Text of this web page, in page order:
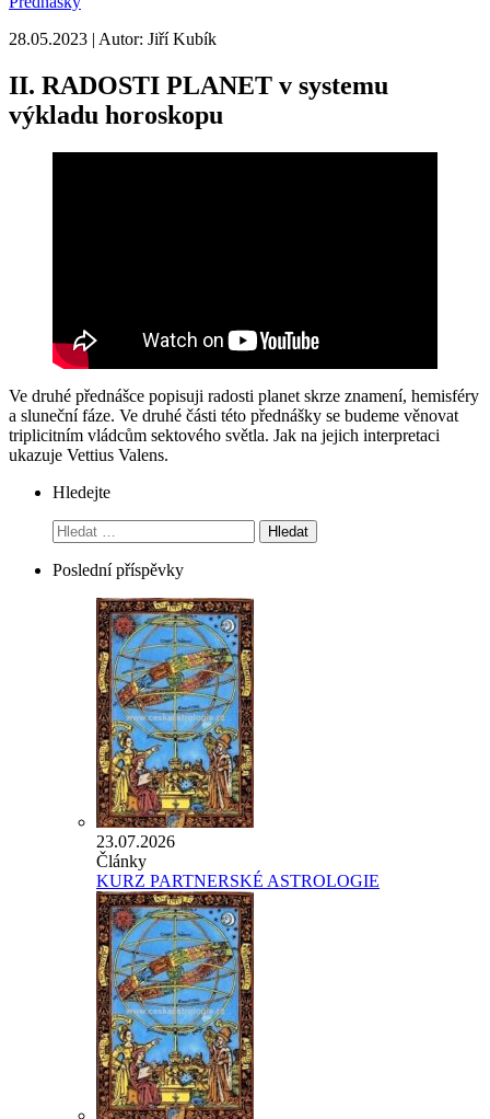
28.05.2023 | Autor: Jiří Kubík
II. RADOSTI PLANET v systemu
výkladu horoskopu
Ve druhé přednášce popisuji radosti planet skrze znamení, hemisféry
a sluneční fáze. Ve druhé části této přednášky se budeme věnovat
triplicitním vládcům sektového světla. Jak na jejich interpretaci
ukazuje Vettius Valens.
Hledejte
Vyhledávání
Poslední příspěvky
23.07.2026
Články
KURZ PARTNERSKÉ ASTROLOGIE